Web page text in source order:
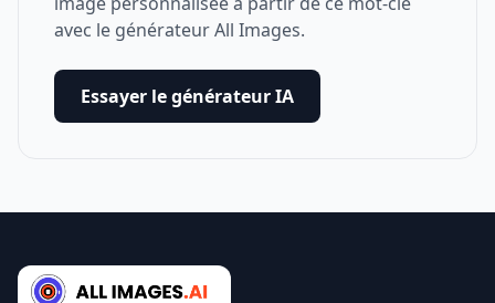
avec le générateur All Images.
Essayer le générateur IA